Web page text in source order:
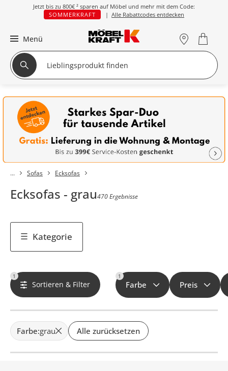
Jetzt bis zu 800€ ² sparen auf Möbel und mehr mit dem Code:
SOMMERKRAFT
| Alle Rabattcodes entdecken
Menü
Sofas Ecksofas
Ecksofas - grau470 Ergebnisse
Kategorie
1
Sortieren & Filter
1
Farbe Preis
Farbe:grau Alle zurücksetzen